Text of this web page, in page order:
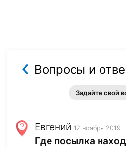
Вопросы и
Задайте свой
Евгений 12 ноября 2019
Где посылка